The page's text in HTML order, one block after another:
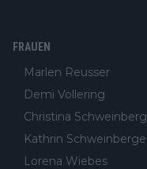
FRAUEN
Marlen Reusser
Demi Vollering
Christina
Kathrin
Lorena Wiebes